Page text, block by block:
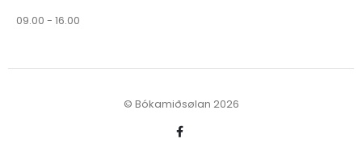
09.00 - 16.00
© Bókamiðsølan 2026